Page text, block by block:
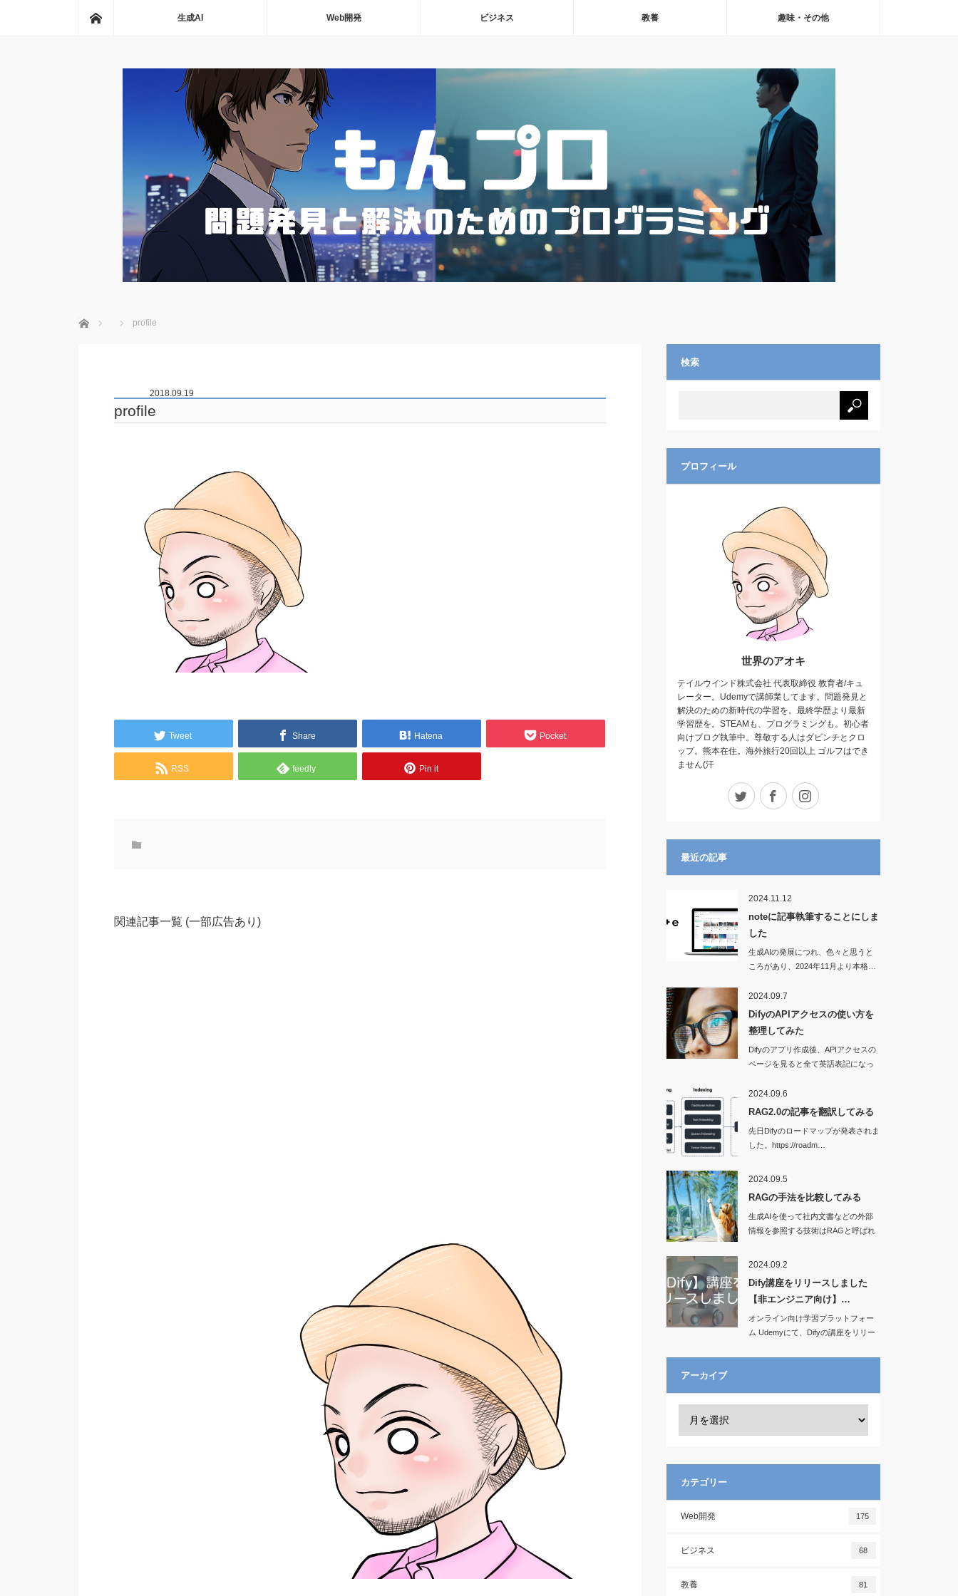
生成AI Web開発 ビジネス 教養 趣味・その他
ホーム profile
2018.09.19
profile
Tweet Share Hatena Pocket
RSS feedly Pin it
関連記事一覧 (一部広告あり)
検索
プロフィール
世界のアオキ
テイルウインド株式会社 代表取締役 教育者/キュ
レーター。Udemyで講師業してます。問題発見と
解決のための新時代の学習を。最終学歴より最新
学習歴を。STEAMも、プログラミングも。初心者
向けブログ執筆中。尊敬する人はダビンチとクロ
ップ。熊本在住。海外旅行20回以上 ゴルフはでき
ません(汗
Twitter Facebook
最近の記事
2024.11.12
noteに記事執筆することにしま
した
生成AIの発展につれ、色々と思うと
ころがあり、2024年11月より本格…
2024.09.7
DifyのAPIアクセスの使い方を
整理してみた
Difyのアプリ作成後、APIアクセスの
ページを見ると全て英語表記になっ
2024.09.6
RAG2.0の記事を翻訳してみる
先日Difyのロードマップが発表されま
した。https://roadm…
2024.09.5
RAGの手法を比較してみる
生成AIを使って社内文書などの外部
情報を参照する技術はRAGと呼ばれ
2024.09.2
Dify講座をリリースしました
【非エンジニア向け】…
オンライン向け学習プラットフォー
ム Udemyにて、Difyの講座をリリー
アーカイブ
カテゴリー
Web開発 175
ビジネス 68
教養 81